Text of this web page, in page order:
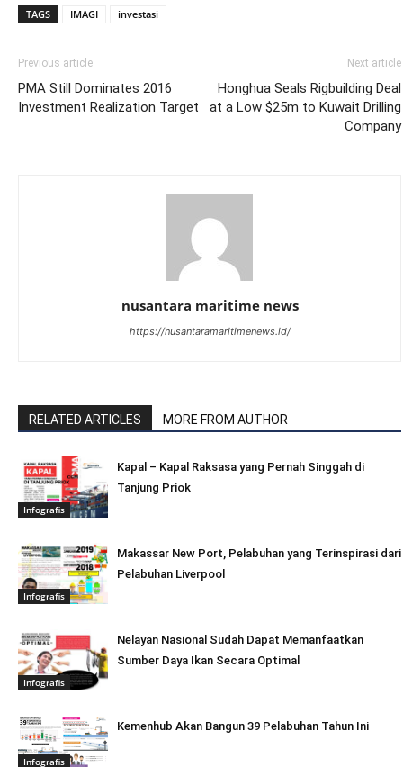
TAGS IMAGI investasi
Previous article
PMA Still Dominates 2016
Investment Realization Target
Next article
Honghua Seals Rigbuilding Deal
at a Low $25m to Kuwait Drilling
Company
nusantara maritime news
https://nusantaramaritimenews.id/
RELATED ARTICLES MORE FROM AUTHOR
Infografis
Kapal – Kapal Raksasa yang Pernah Singgah di
Tanjung Priok
Infografis
Makassar New Port, Pelabuhan yang Terinspirasi dari
Pelabuhan Liverpool
Infografis
Nelayan Nasional Sudah Dapat Memanfaatkan
Sumber Daya Ikan Secara Optimal
Infografis
Kemenhub Akan Bangun 39 Pelabuhan Tahun Ini